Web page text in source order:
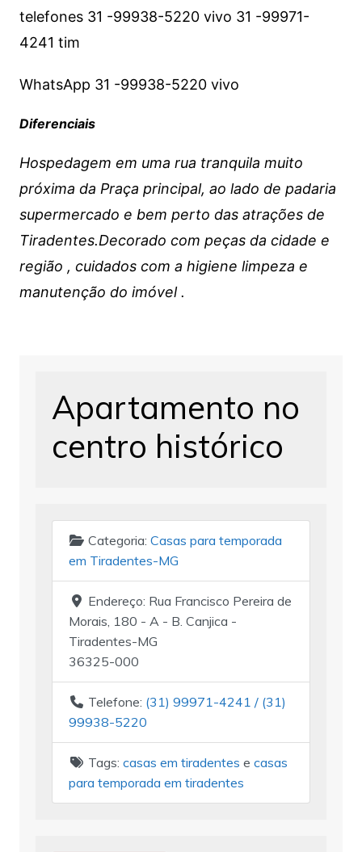
telefones 31 -99938-5220 vivo 31 -99971-
4241 tim
WhatsApp 31 -99938-5220 vivo
Diferenciais
Hospedagem em uma rua tranquila muito
próxima da Praça principal, ao lado de padaria
supermercado e bem perto das atrações de
Tiradentes.Decorado com peças da cidade e
região , cuidados com a higiene limpeza e
manutenção do imóvel .
Apartamento no
centro histórico
Categoria: Casas para temporada
em Tiradentes-MG
Endereço: Rua Francisco Pereira de
Morais, 180 - A - B. Canjica -
Tiradentes-MG
36325-000
Telefone: (31) 99971-4241 / (31)
99938-5220
Tags: casas em tiradentes e casas
para temporada em tiradentes